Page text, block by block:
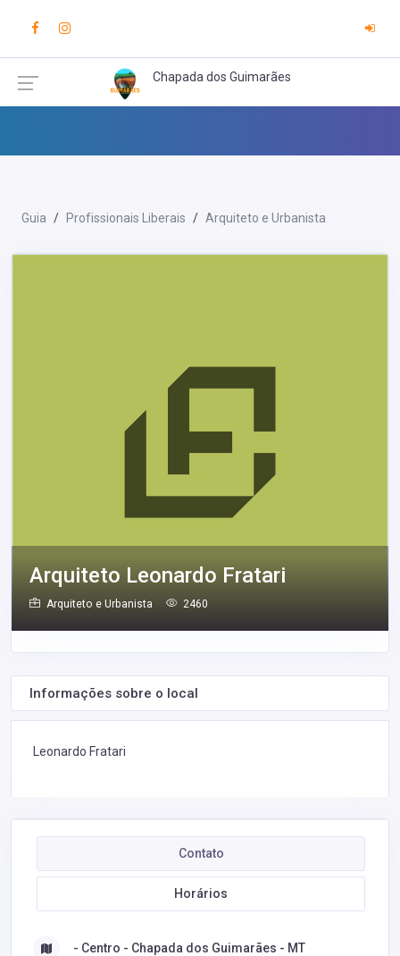
Chapada dos Guimarães
Guia Profissionais Liberais Arquiteto e Urbanista
Arquiteto Leonardo Fratari
Arquiteto e Urbanista 2460
Informações sobre o local
Leonardo Fratari
Contato
Horários
- Centro - Chapada dos Guimarães - MT